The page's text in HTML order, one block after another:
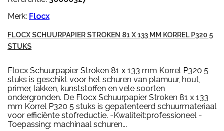
Merk: Flocx
FLOCX SCHUURPAPIER STROKEN 81 X 133 MM KORREL P320 5
STUKS
Flocx Schuurpapier Stroken 81 x 133 mm Korrel P320 5
stuks is geschikt voor het schuren van plamuur, hout,
primer, lakken, kunststoffen en vele soorten
ondergronden. De Flocx Schuurpapier Stroken 81 x 133
mm Korrel P320 5 stuks is gepatenteerd schuurmateriaal
voor efficiënte stofreductie. -Kwaliteit:professioneel -
Toepassing: machinaal schuren...